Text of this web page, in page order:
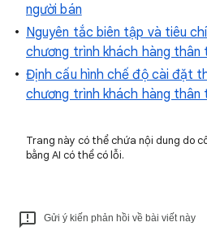
người bán
Nguyên tắc biên tập và tiêu
chương trình khách hàng thân
Định cấu hình chế độ cài đặt
chương trình khách hàng thân
Trang này có thể chứa nội dung do
bằng AI có thể có lỗi.
Gửi ý kiến phản hồi về bài viết này